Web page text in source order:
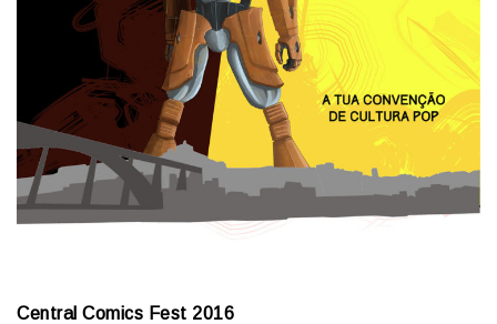
Central Comics Fest 2016